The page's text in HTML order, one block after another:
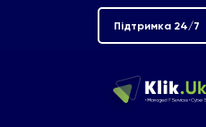
Підтримка 24/7